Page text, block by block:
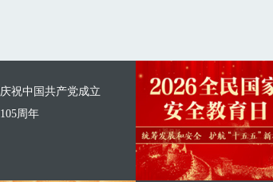
庆祝中国共产党成立
105周年